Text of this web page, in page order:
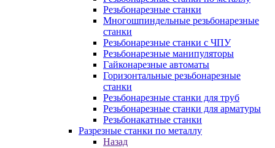
Резьбонарезные станки
Многошпиндельные резьбонарезные
станки
Резьбонарезные станки с ЧПУ
Резьбонарезные манипуляторы
Гайконарезные автоматы
Горизонтальные резьбонарезные
станки
Резьбонарезные станки для труб
Резьбонарезные станки для арматуры
Резьбонакатные станки
Разрезные станки по металлу
Назад